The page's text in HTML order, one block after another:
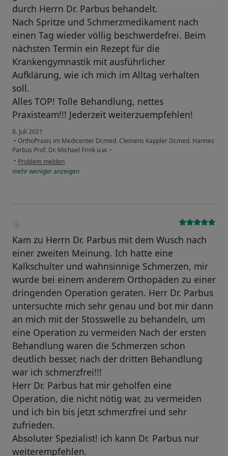
durch Herrn Dr. Parbus behandelt.
Nach Spritze und Schmerzmedikament nach
einen Tag wieder völlig beschwerdefrei. Beim
nächsten Termin ein Rezept für die
Krankengymnastik mit ausführlicher
Aufklärung, wie ich mich im Alltag verhalten
soll.
Alles TOP! Tolle Behandlung, nettes
Praxisteam!!! Jederzeit weiterzuempfehlen!
8. Juli 2021
• OrthoPraxis im Medicenter Dr.med. Clemens Kappler Dr.med. Hannes
Parbus Prof. Dr. Michael Frink u.w. •
• Problem melden
mehrwenigeranzeigen
Kam zu Herrn Dr. Parbus mit dem Wusch nach
einer zweiten Meinung. Ich hatte eine
Kalkschulter und wahnsinnige Schmerzen, mir
wurde bei einem anderem Orthopäden zu einer
dringenden Operation geraten. Herr Dr. Parbus
untersuchte mich sehr genau und bot mir dann
an mich mit der Stosswelle zu behandeln, um
eine Operation zu vermeiden Nach der ersten
Behandlung waren die Schmerzen schon
deutlich besser, nach der dritten Behandlung
war ich schmerzfrei!!!
Herr Dr. Parbus hat mir geholfen eine
Operation, die nicht nötig war, zu vermeiden
und ich bin bis jetzt schmerzfrei und sehr
zufrieden.
Absoluter Spezialist! ich kann Dr. Parbus nur
weiterempfehlen.